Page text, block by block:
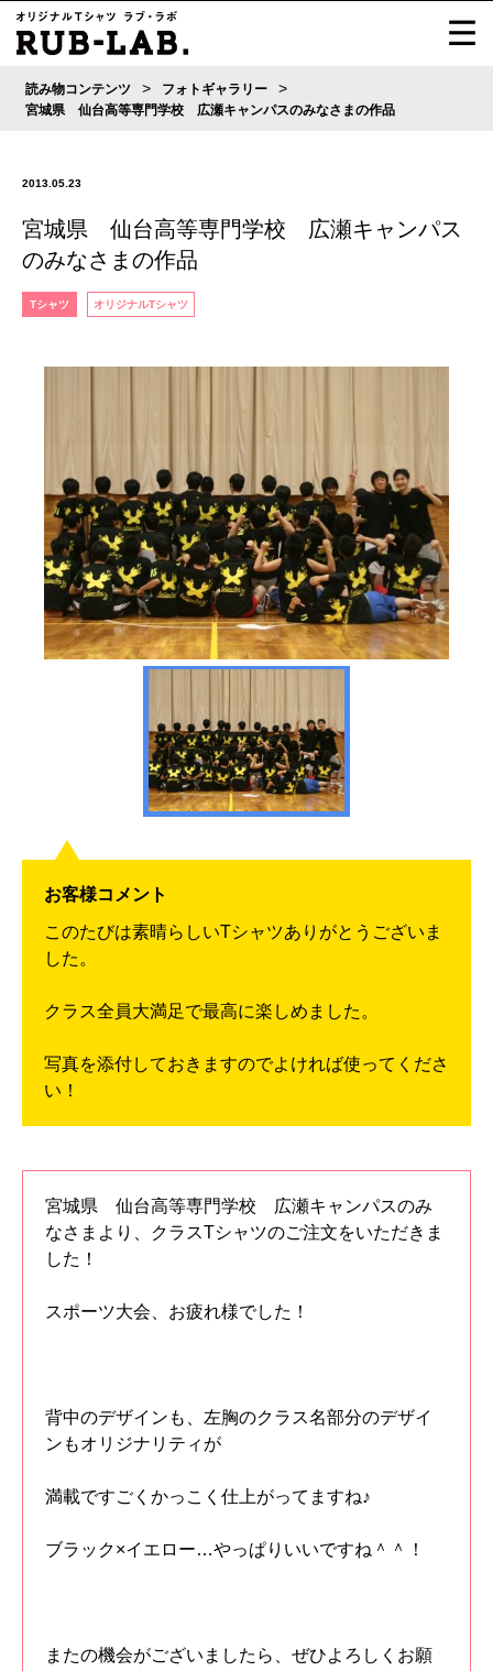
読み物コンテンツ > フォトギャラリー >
宮城県 仙台高等専門学校 広瀬キャンパスのみなさまの作品
2013.05.23
宮城県 仙台高等専門学校 広瀬キャンパス
のみなさまの作品
Tシャツ オリジナルTシャツ
お客様コメント
このたびは素晴らしいTシャツありがとうございま
した。
クラス全員大満足で最高に楽しめました。
写真を添付しておきますのでよければ使ってくださ
い！
宮城県 仙台高等専門学校 広瀬キャンパスのみ
なさまより、クラスTシャツのご注文をいただきま
した！
スポーツ大会、お疲れ様でした！
背中のデザインも、左胸のクラス名部分のデザイ
ンもオリジナリティが
満載ですごくかっこく仕上がってますね♪
ブラック×イエロー…やっぱりいいですね＾＾！
またの機会がございましたら、ぜひよろしくお願